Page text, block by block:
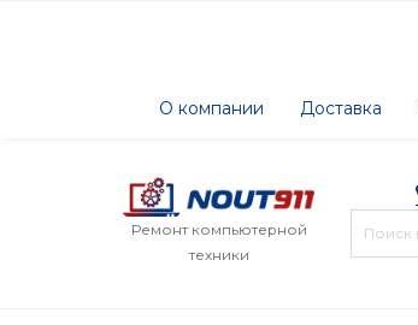
О компании Доставка
Ремонт компьютерной
техники